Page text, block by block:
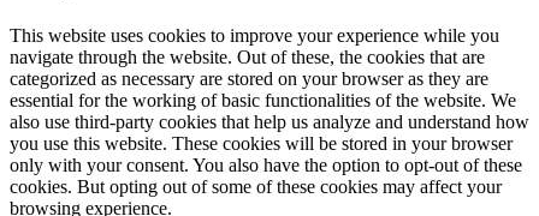
This website uses cookies to improve your experience while you
navigate through the website. Out of these, the cookies that are
categorized as necessary are stored on your browser as they are
essential for the working of basic functionalities of the website. We
also use third-party cookies that help us analyze and understand how
you use this website. These cookies will be stored in your browser
only with your consent. You also have the option to opt-out of these
cookies. But opting out of some of these cookies may affect your
browsing experience.